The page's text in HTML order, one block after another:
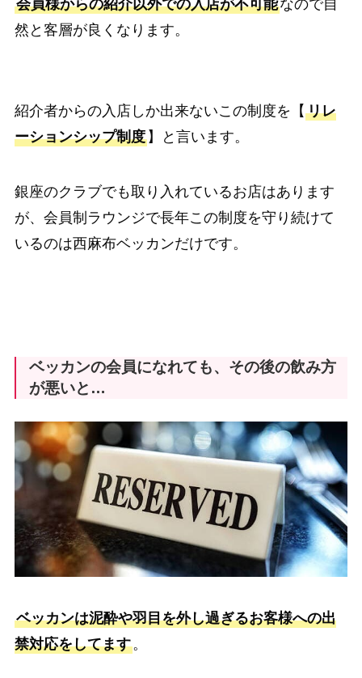
会員様からの紹介以外での入店が不可能なので自
然と客層が良くなります。
紹介者からの入店しか出来ないこの制度を【 リレ
ーションシップ制度】と言います。
銀座のクラブでも取り入れているお店はあります
が、会員制ラウンジで長年この制度を守り続けて
いるのは西麻布ベッカンだけです。
ベッカンの会員になれても、その後の飲み方
が悪いと…
ベッカンは泥酔や羽目を外し過ぎるお客様への出
禁対応をしてます。